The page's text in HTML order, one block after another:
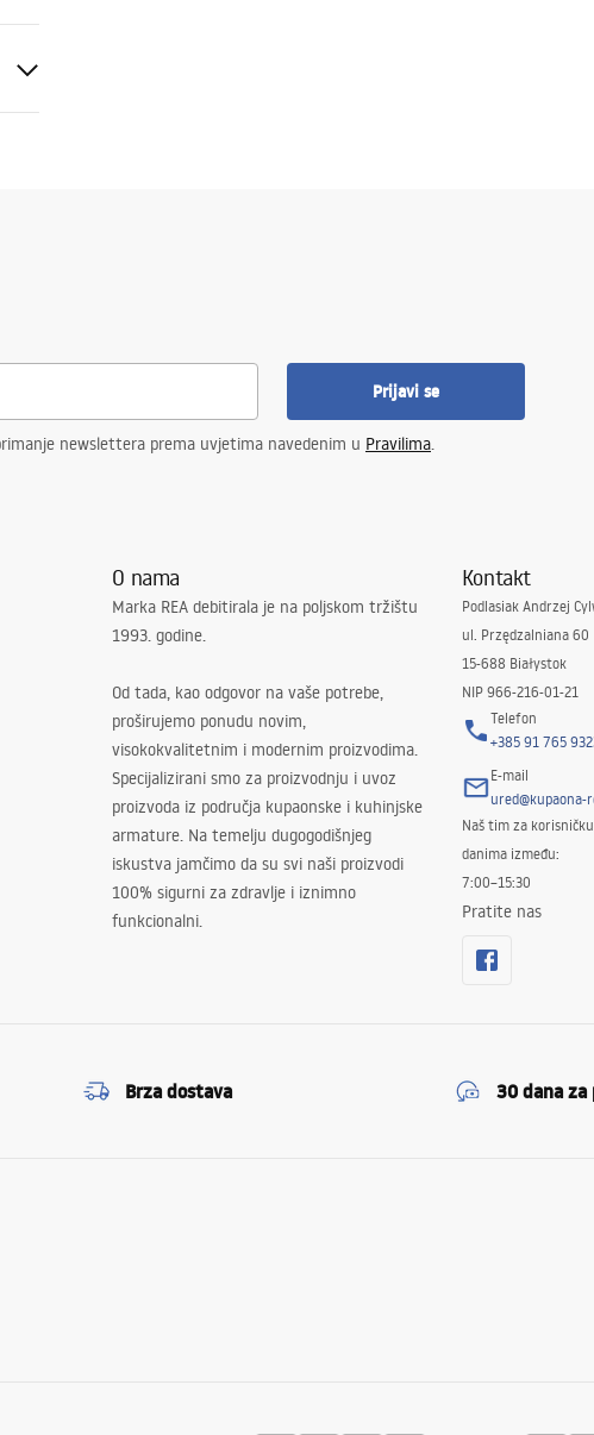
Prijavi se
newslettera prema uvjetima navedenim u Pravilima.
O nama
Marka REA debitirala je na poljskom tržištu
1993. godine.
Od tada, kao odgovor na vaše potrebe,
proširujemo ponudu novim,
visokokvalitetnim i modernim proizvodima.
Specijalizirani smo za proizvodnju i uvoz
proizvoda iz područja kupaonske i kuhinjske
armature. Na temelju dugogodišnjeg
iskustva jamčimo da su svi naši proizvodi
100% sigurni za zdravlje i iznimno
funkcionalni.
Kontakt
Podlasiak Andrzej
ul. Przędzalniana 60
15-688 Białystok
NIP 966-216-01-21
Telefon
+385 91 765
E-mail
ured@kupaona-
Naš tim za
danima između:
7:00–15:30
Pratite nas
Brza dostava 30 dana